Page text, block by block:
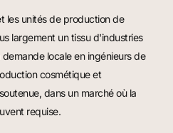
les unités de production de
largement un tissu d'industries
locale en ingénieurs de
cosmétique et
dans un marché où la
requise.